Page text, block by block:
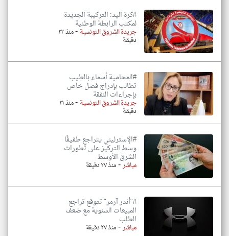
#كرة اليد: التركيبة الجديدة
لمكتب الرابطة الوطنية
جريدة الشروق التونسية- منذ ٢٢
دقيقة
#المحامية أسماء بالطيب
تطالب بإدراج فصل خاص
بإجراءات النفقة
جريدة الشروق التونسية - منذ ٢١
دقيقة
#الإسترليني يتراجع طفيفًا
وسط التركيز على تطورات
الشرق الأوسط
مباشر-منذ ٢٧ دقيقة
#"أندر آرمر" تتوقع تراجع
المبيعات السنوية مع ضعف
الطلب
مباشر-منذ ٢٧ دقيقة